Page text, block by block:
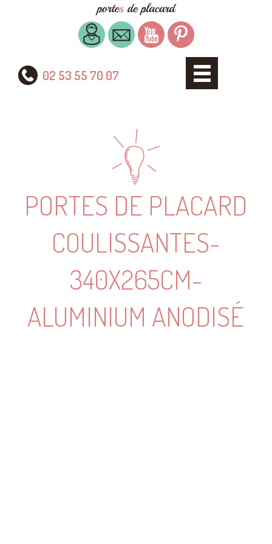
02 53 55 70 07
PORTES DE PLACARD
COULISSANTES-
340X265CM-
ALUMINIUM ANODISÉ